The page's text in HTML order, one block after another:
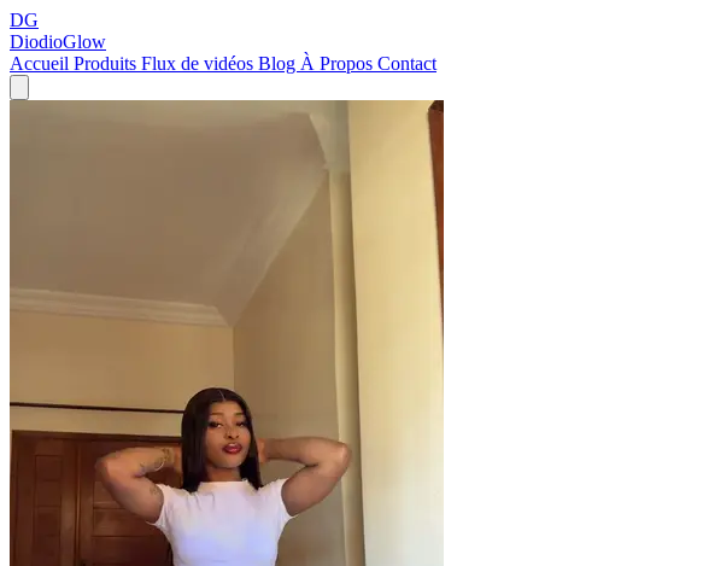
DG
DiodioGlow
Accueil Produits Flux de vidéos Blog À Propos Contact